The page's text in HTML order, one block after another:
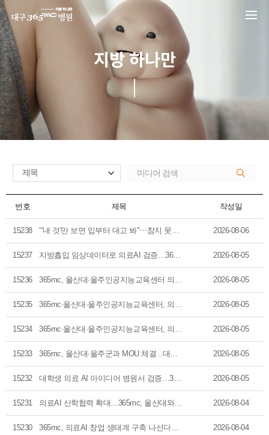
본문 바로가기
지방 하나만
번호 제목 작성일
15238 2026-08-06
15237 지방흡입 임상데이터로 의료AI 검증…365mc·울산대·울주군 협력 2026-08-05
15236 2026-08-05
15235 2026-08-05
15234 2026-08-05
15233 2026-08-05
15232 대학생 의료 AI 아이디어 병원서 검증…365mc·울산대 협력 2026-08-05
15231 의료AI 산학협력 확대…365mc, 울산대와 창업 생태계 구축 나서 2026-08-04
15230 365mc, 의료AI 창업 생태계 구축 나선다…체형 데이터 기반 플랫폼 개발 본격화 2026-08-04